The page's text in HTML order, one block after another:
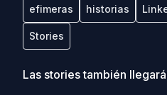
efimeras historias
Stories
Las stories también